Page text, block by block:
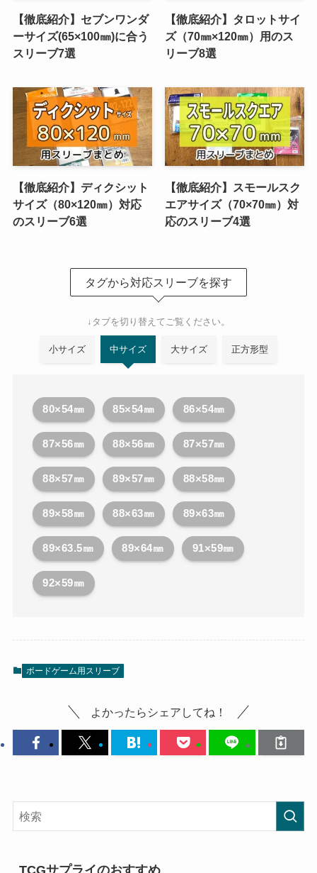
【徹底紹介】セブンワンダ
ーサイズ(65×100㎜)に合う
スリーブ7選
【徹底紹介】タロットサイ
ズ（70㎜×120㎜）用のス
リーブ8選
【徹底紹介】ディクシット
サイズ（80×120㎜）対応
のスリーブ6選
【徹底紹介】スモールスク
エアサイズ（70×70㎜）対
応のスリーブ4選
タグから対応スリーブを探す
↓タブを切り替えてご覧ください。
小サイズ 中サイズ 大サイズ 正方形型
80×54㎜ 85×54㎜ 86×54㎜
87×56㎜ 88×56㎜ 87×57㎜
88×57㎜ 89×57㎜ 88×58㎜
89×58㎜ 88×63㎜ 89×63㎜
89×63.5㎜ 89×64㎜ 91×59㎜
92×59㎜
ボードゲーム用スリーブ
よかったらシェアしてね！
TCGサプライのおすすめ